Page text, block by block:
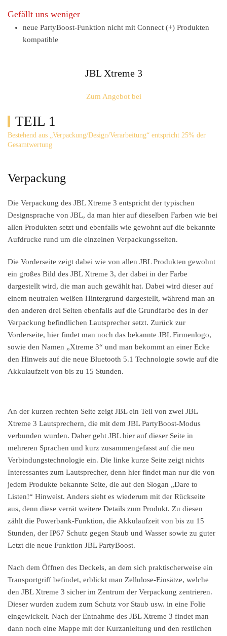
Gefällt uns weniger
neue PartyBoost-Funktion nicht mit Connect (+) Produkten
kompatible
JBL Xtreme 3
Zum Angebot bei
TEIL 1
Bestehend aus „Verpackung/Design/Verarbeitung“ entspricht 25% der
Gesamtwertung
Verpackung
Die Verpackung des JBL Xtreme 3 entspricht der typischen
Designsprache von JBL, da man hier auf dieselben Farben wie bei
allen Produkten setzt und ebenfalls wie gewohnt auf die bekannte
Aufdrucke rund um die einzelnen Verpackungsseiten.
Die Vorderseite zeigt dabei wie von allen JBL Produkten gewohnt
ein großes Bild des JBL Xtreme 3, der dabei in der Farbe
dargestellt wird, die man auch gewählt hat. Dabei wird dieser auf
einem neutralen weißen Hintergrund dargestellt, während man an
den anderen drei Seiten ebenfalls auf die Grundfarbe des in der
Verpackung befindlichen Lautsprecher setzt. Zurück zur
Vorderseite, hier findet man noch das bekannte JBL Firmenlogo,
sowie den Namen „Xtreme 3“ und man bekommt an einer Ecke
den Hinweis auf die neue Bluetooth 5.1 Technologie sowie auf die
Akkulaufzeit von bis zu 15 Stunden.
An der kurzen rechten Seite zeigt JBL ein Teil von zwei JBL
Xtreme 3 Lautsprechern, die mit dem JBL PartyBoost-Modus
verbunden wurden. Daher geht JBL hier auf dieser Seite in
mehreren Sprachen und kurz zusammengefasst auf die neu
Verbindungstechnologie ein. Die linke kurze Seite zeigt nichts
Interessantes zum Lautsprecher, denn hier findet man nur die von
jedem Produkte bekannte Seite, die auf den Slogan „Dare to
Listen!“ Hinweist. Anders sieht es wiederum mit der Rückseite
aus, denn diese verrät weitere Details zum Produkt. Zu diesen
zählt die Powerbank-Funktion, die Akkulaufzeit von bis zu 15
Stunden, der IP67 Schutz gegen Staub und Wasser sowie zu guter
Letzt die neue Funktion JBL PartyBoost.
Nach dem Öffnen des Deckels, an dem sich praktischerweise ein
Transportgriff befindet, erblickt man Zellulose-Einsätze, welche
den JBL Xtreme 3 sicher im Zentrum der Verpackung zentrieren.
Dieser wurden zudem zum Schutz vor Staub usw. in eine Folie
eingewickelt. Nach der Entnahme des JBL Xtreme 3 findet man
dann noch eine Mappe mit der Kurzanleitung und den restlichen